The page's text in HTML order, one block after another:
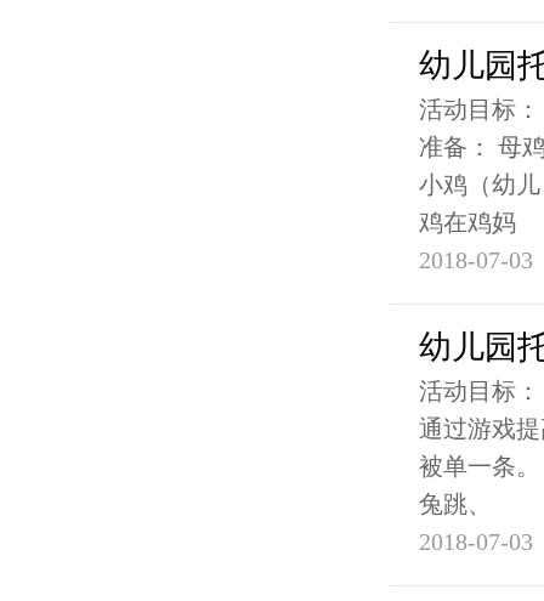
幼儿园
活动目标
准备： 母
小鸡（幼
鸡在鸡妈
2018-07-03
幼儿园
活动目标
通过游戏
被单一条
兔跳、
2018-07-03